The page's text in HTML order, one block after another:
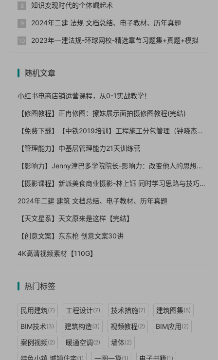
知识变现时代的个体崛起术
2024年二建 法规 文档总结、电子教材、历年真题
2023年一建法规-环球网校-精选章节习题集+真题+模拟
随机文章
小红书电商店铺运营课程，从0-1实战教学！
【修图教程】正冉修图：撩妹展示面拍摄修图教程(完结)
【免费下载】【中铁2019培训】工程施工分包管理（钟晓杰），67页PPT，图文，可编辑【01-0038】
【管理能力】中基层管理能力21天训练营
【影响力】Jenny津巴多学院院长-影响力：改变他人的思想和行动【完结】
【摄影课程】新派美食商业摄影-林上钰 同时学习思路与技巧【完结】
2024年二建 建筑 文档总结、电子教材、历年真题
【天文星系】天文原来是这样【完结】
【创意文案】东东枪 创意文案30讲
4K高清视频素材【110G】
热门标签
民用建筑(7) 工程设计(7) 技术措施(7) 建筑图集(5)
BIM技术(3) 建筑构造(3) 视频教程(2) BIM应用(2)
案例视频(2) 暖通空调(2) 墙体(2)
(1) (1) (1)